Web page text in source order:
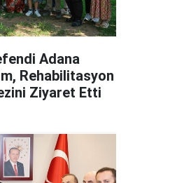
Adana
Rehabilitasyon
Ziyaret Etti